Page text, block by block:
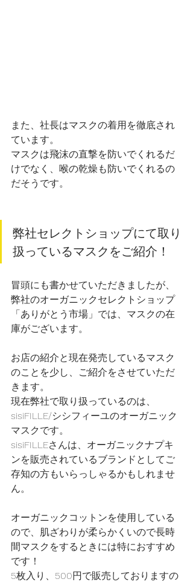
また、社長はマスクの着用を徹底され
ています。
マスクは飛沫の直撃を防いでくれるだ
けでなく、喉の乾燥も防いでくれるの
だそうです。
弊社セレクトショップにて取り
扱っているマスクをご紹介！
冒頭にも書かせていただきましたが、
弊社のオーガニックセレクトショップ
「ありがとう市場」では、マスクの在
庫がございます。
お店の紹介と現在発売しているマスク
のことを少し、ご紹介をさせていただ
きます。
現在弊社で取り扱っているのは、
sisiFILLE/シシフィーユのオーガニック
マスクです。
sisiFILLEさんは、オーガニックナプキ
ンを販売されているブランドとしてご
存知の方もいらっしゃるかもしれませ
ん。
オーガニックコットンを使用している
ので、肌ざわりが柔らかくいので長時
間マスクをするときには特におすすめ
です！
5枚入り、500円で販売しておりますの